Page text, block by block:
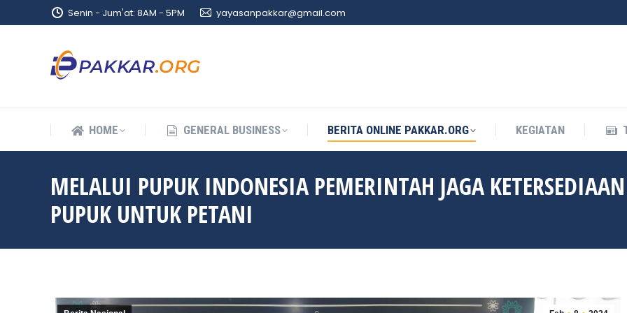
Senin - Jum'at: 8AM - 5PM yayasanpakkar@gmail.com
HOME GENERAL BUSINESS BERITA ONLINE PAKKAR.ORG KEGIATAN
MELALUI PUPUK INDONESIA PEMERINTAH JAGA KETERSEDIAAN
PUPUK UNTUK PETANI
HOME GENERAL BUSINESS BERITA ONLINE PAKKAR.ORG KEGIATAN